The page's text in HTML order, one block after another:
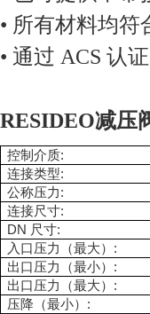
• 所有材料均符
• 通过 ACS 认证
RESIDEO减压
控制介质:
连接类型:
公称压力:
连接尺寸:
DN 尺寸:
入口压力（最大） :
出口压力（最小） :
出口压力（最大） :
压降（最小） :